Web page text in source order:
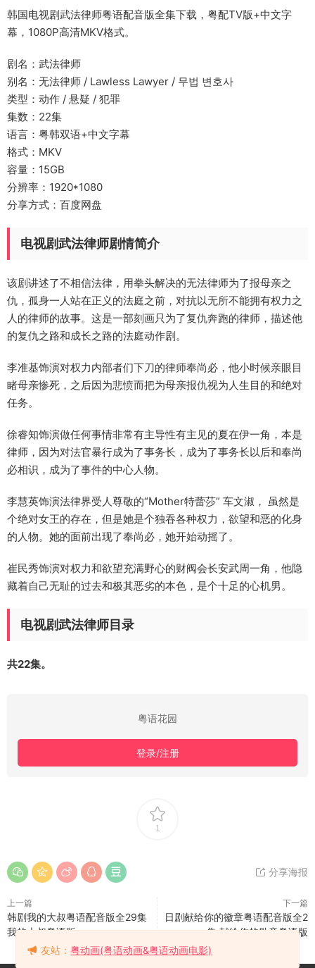
韩国电视剧武法律师粤语配音版全集下载，粤配TV版+中文字
幕，1080P高清MKV格式。
剧名：武法律师
别名：无法律师 / Lawless Lawyer / 무법 변호사
类型：动作 / 悬疑 / 犯罪
集数：22集
语言：粤韩双语+中文字幕
格式：MKV
容量：15GB
分辨率：1920*1080
分享方式：百度网盘
电视剧武法律师剧情简介
该剧讲述了不相信法律，用拳头解决的无法律师为了报母亲之
仇，孤身一人站在正义的法庭之前，对抗以无所不能拥有权力之
人的律师的故事。这是一部刻画只为了复仇奔跑的律师，描述他
的复仇之路和成长之路的法庭动作剧。
李准基饰演对权力内部者们下刀的律师奉尚必，他小时候亲眼目
睹母亲惨死，之后因为悲愤而把为母亲报仇视为人生目的和绝对
任务。
徐睿知饰演做任何事情非常有主导性有主见的夏在伊一角，本是
律师，因为对法官暴行成为了事务长，成为了事务长以后和奉尚
必相识，成为了事件的中心人物。
李慧英饰演法律界受人尊敬的“Mother特蕾莎” 车文淑， 虽然是
个绝对女王的存在，但是她是个独吞各种权力，欲望和恶的化身
的人物。她的面前出现了奉尚必，她开始动摇了。
崔民秀饰演对权力和欲望充满野心的财阀会长安武周一角，他隐
藏着自己无耻的过去和极其恶劣的本色，是个十足的心机男。
电视剧武法律师目录
共22集。
粤语花园
登录/注册
1
分享海报
上一篇
韩剧我的大叔粤语配音版全29集
我的大叔粤语版
下一篇
日剧献给你的徽章粤语配音版全2
集 献给你的勋章粤语版
友站：粤动画(粤语动画&粤语动画电影)